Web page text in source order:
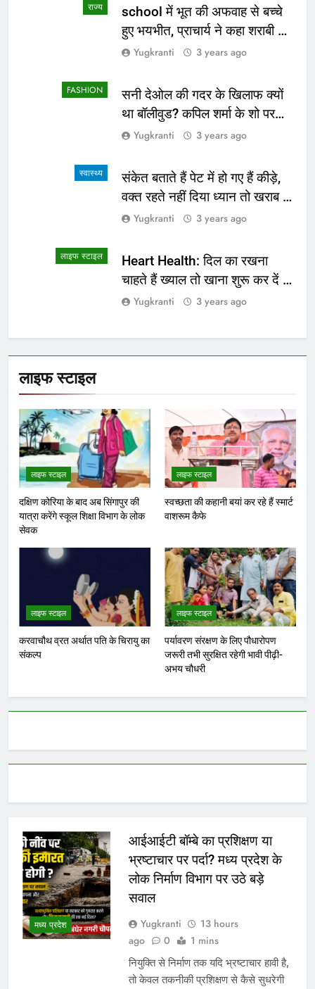
लाइफ स्टाइल
लाइफ स्टाइल
दक्षिण कोरिया के बाद अब सिंगापुर की
यात्रा करेंगे स्कूल शिक्षा विभाग के लोक
सेवक
लाइफ स्टाइल
स्वच्छता की कहानी बयां कर रहे हैं स्मार्ट
वाशरूम कैफे
लाइफ स्टाइल
करवाचौथ व्रत अर्थात पति के चिरायु का
संकल्प
लाइफ स्टाइल
पर्यावरण संरक्षण के लिए पौधारोपण
जरूरी तभी सुरक्षित रहेगी भावी पीढ़ी-
अभय चौधरी
राज्य
school में भूत की अफवाह से बच्चे
हुए भयभीत, प्राचार्य ने कहा शराबी ने
उड़ाई अफवाह
Yugkranti 3 years ago
FASHION
सनी देओल की गदर के खिलाफ क्यों
था बॉलीवुड? कपिल शर्मा के शो पर
सामने आई सच्चाई
Yugkranti 3 years ago
स्वास्थ्य
संकेत बताते हैं पेट में हो गए हैं कीड़े,
वक्त रहते नहीं दिया ध्यान तो खराब हो
जाएगी हालत
Yugkranti 3 years ago
लाइफ स्टाइल
Heart Health: दिल का रखना
चाहते हैं ख्याल तो खाना शुरू कर दें ये
4 चीजें
Yugkranti 3 years ago
मध्य प्रदेश
आईआईटी बॉम्बे का प्रशिक्षण या
भ्रष्टाचार पर पर्दा? मध्य प्रदेश के
लोक निर्माण विभाग पर उठे बड़े
सवाल
Yugkranti
13 hours
ago
0 1 mins
नियुक्ति से निर्माण तक यदि भ्रष्टाचार हावी है,
तो केवल तकनीकी प्रशिक्षण से कैसे सुधरेगी